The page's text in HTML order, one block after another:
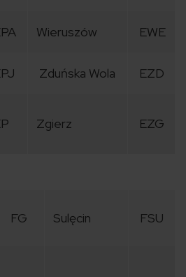
Wieruszów EWE
Zduńska Wola EZD
Zgierz EZG
FG Sulęcin FSU